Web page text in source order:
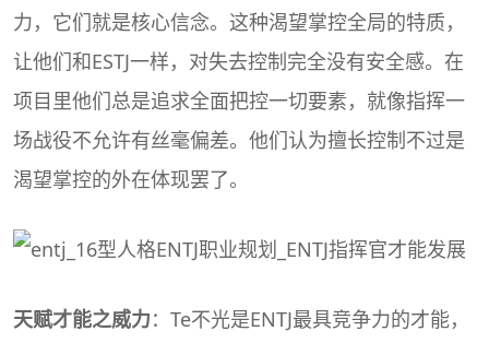
力，它们就是核心信念。这种渴望掌控全局的特质，
让他们和ESTJ一样，对失去控制完全没有安全感。在
项目里他们总是追求全面把控一切要素，就像指挥一
场战役不允许有丝毫偏差。他们认为擅长控制不过是
渴望掌控的外在体现罢了。
天赋才能之威力：Te不光是ENTJ最具竞争力的才能，